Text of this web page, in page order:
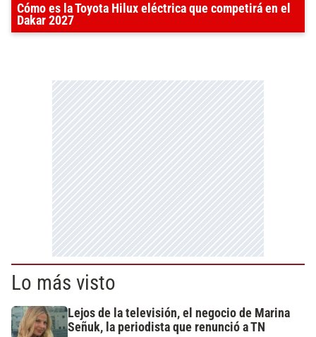
Cómo es la Toyota Hilux eléctrica que competirá en el
Dakar 2027
Lo más visto
Lejos de la televisión, el negocio de Marina
Señuk, la periodista que renunció a TN